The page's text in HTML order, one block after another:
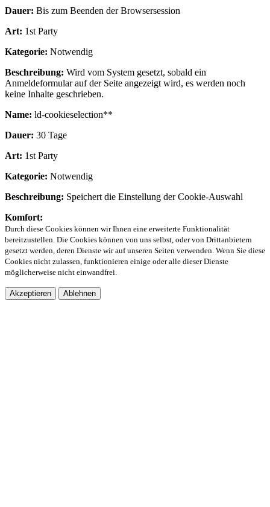
Dauer: Bis zum Beenden der Browsersession
Art: 1st Party
Kategorie: Notwendig
Beschreibung: Wird vom System gesetzt, sobald ein
Anmeldeformular auf der Seite angezeigt wird, es werden noch
keine Inhalte geschrieben.
Name: ld-cookieselection**
Dauer: 30 Tage
Art: 1st Party
Kategorie: Notwendig
Beschreibung: Speichert die Einstellung der Cookie-Auswahl
Komfort:
Durch diese Cookies können wir Ihnen eine erweiterte Funktionalität
bereitzustellen. Die Cookies können von uns selbst, oder von Drittanbietern
gesetzt werden, deren Dienste wir auf unseren Seiten verwenden. Wenn Sie diese
Cookies nicht zulassen, funktionieren einige oder alle dieser Dienste
möglicherweise nicht einwandfrei.
Akzeptieren Ablehnen